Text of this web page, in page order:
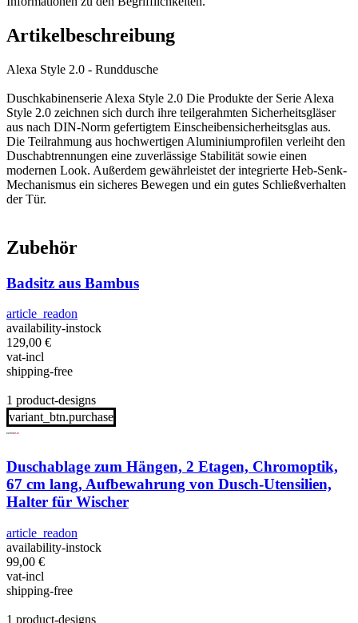
Artikelbeschreibung
Alexa Style 2.0 - Runddusche
Duschkabinenserie Alexa Style 2.0 Die Produkte der Serie Alexa
Style 2.0 zeichnen sich durch ihre teilgerahmten Sicherheitsgläser
aus nach DIN-Norm gefertigtem Einscheibensicherheitsglas aus.
Die Teilrahmung aus hochwertigen Aluminiumprofilen verleiht den
Duschabtrennungen eine zuverlässige Stabilität sowie einen
modernen Look. Außerdem gewährleistet der integrierte Heb-Senk-
Mechanismus ein sicheres Bewegen und ein gutes Schließverhalten
der Tür.
Zubehör
Badsitz aus Bambus
article_readon
availability-instock
129,00 €
vat-incl
shipping-free
1 product-designs
variant_btn.purchase
Duschablage zum Hängen, 2 Etagen, Chromoptik,
67 cm lang, Aufbewahrung von Dusch-Utensilien,
Halter für Wischer
article_readon
availability-instock
99,00 €
vat-incl
shipping-free
1 product-designs